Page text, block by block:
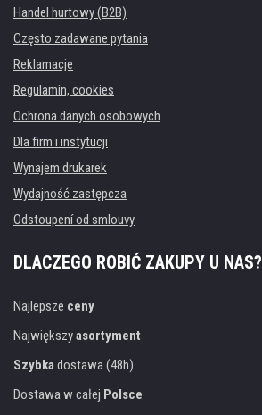
Handel hurtowy (B2B)
Często zadawane pytania
Reklamacje
Regulamin, cookies
Ochrona danych osobowych
Dla firm i instytucji
Wynajem drukarek
Wydajność zastępcza
Odstoupení od smlouvy
DLACZEGO ROBIĆ ZAKUPY U NAS?
Najlepsze ceny
Największyasortyment
Szybkadostawa (48h)
Dostawa w całej Polsce